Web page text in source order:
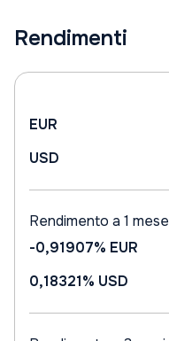
Rendimenti
EUR
USD
Rendimento a 1 mese
-0,91907% EUR
0,18321% USD